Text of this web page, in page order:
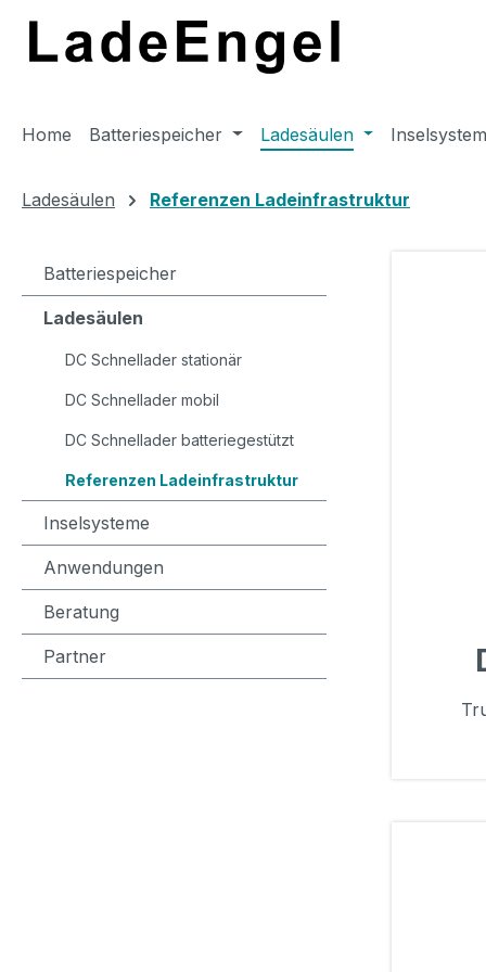
Hauptinhalt springen
Zur Suche springen
Zur Hauptnavigation springen
Home Batteriespeicher Ladesäulen
Ladesäulen Referenzen Ladeinfrastruktur
Batteriespeicher
Ladesäulen
DC Schnellader stationär
DC Schnellader mobil
DC Schnellader batteriegestützt
Referenzen Ladeinfrastruktur
Inselsysteme
Anwendungen
Beratung
Partner